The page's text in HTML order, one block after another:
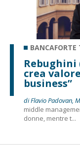
BANCAFORTE
Rebughini
crea
business”
di Flavio Padovan,
middle
donne, mentre t...